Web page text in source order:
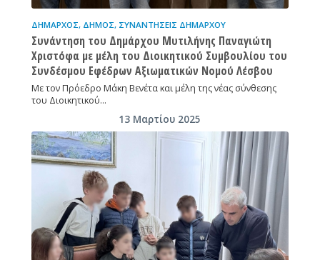
ΔΉΜΑΡΧΟΣ, ΔΉΜΟΣ, ΣΥΝΑΝΤΉΣΕΙΣ ΔΗΜΆΡΧΟΥ
Συνάντηση του Δημάρχου Μυτιλήνης Παναγιώτη
Χριστόφα με μέλη του Διοικητικού Συμβουλίου του
Συνδέσμου Εφέδρων Αξιωματικών Νομού Λέσβου
Με τον Πρόεδρο Μάκη Βενέτα και μέλη της νέας σύνθεσης
του Διοικητικού…
13 Μαρτίου 2025